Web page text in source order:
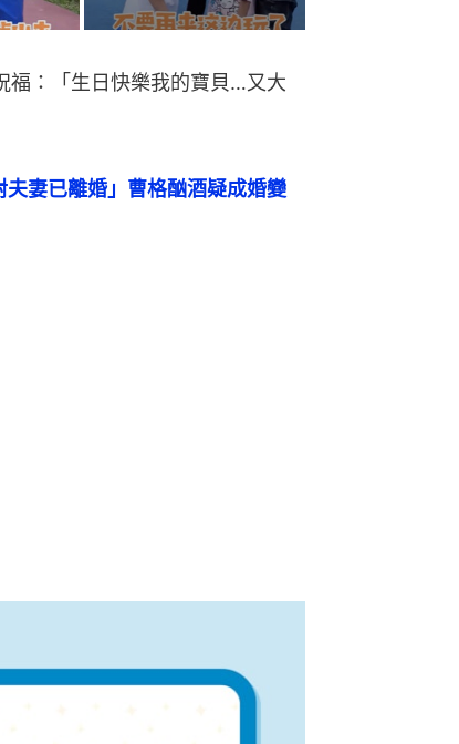
福：「生日快樂我的寶貝…又大
夫妻已離婚」曹格酗酒疑成婚變